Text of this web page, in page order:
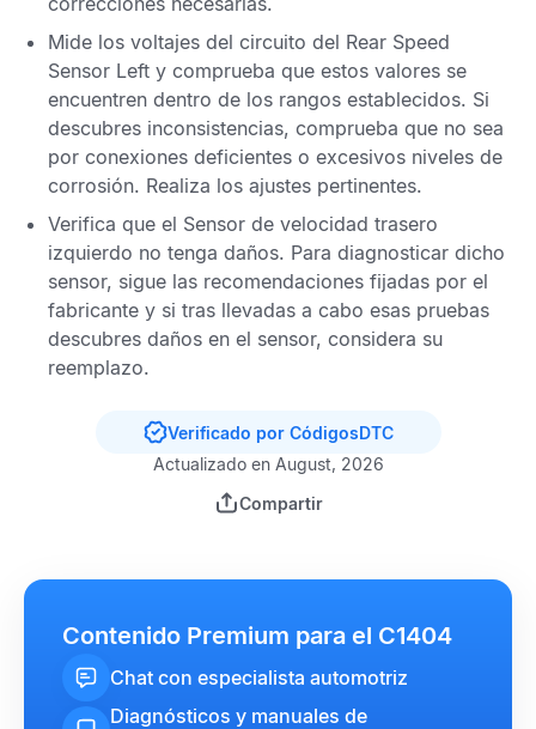
Mide los voltajes del circuito del Rear Speed
Sensor Left y comprueba que estos valores se
encuentren dentro de los rangos establecidos. Si
descubres inconsistencias, comprueba que no sea
por conexiones deficientes o excesivos niveles de
corrosión. Realiza los ajustes pertinentes.
Verifica que el Sensor de velocidad trasero
izquierdo no tenga daños. Para diagnosticar dicho
sensor, sigue las recomendaciones fijadas por el
fabricante y si tras llevadas a cabo esas pruebas
descubres daños en el sensor, considera su
reemplazo.
Verificado por CódigosDTC
Actualizado en August, 2026
Compartir
Contenido Premium para el C1404
Chat con especialista automotriz
Diagnósticos y manuales de